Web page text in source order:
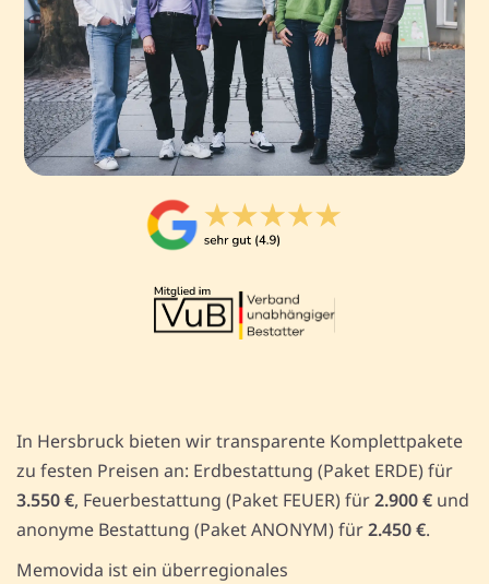
In Hersbruck bieten wir transparente Komplettpakete
zu festen Preisen an: Erdbestattung (Paket ERDE) für
3.550 €, Feuerbestattung (Paket FEUER) für2.900 € und
anonyme Bestattung (Paket ANONYM) für2.450 €.
Memovida ist ein überregionales